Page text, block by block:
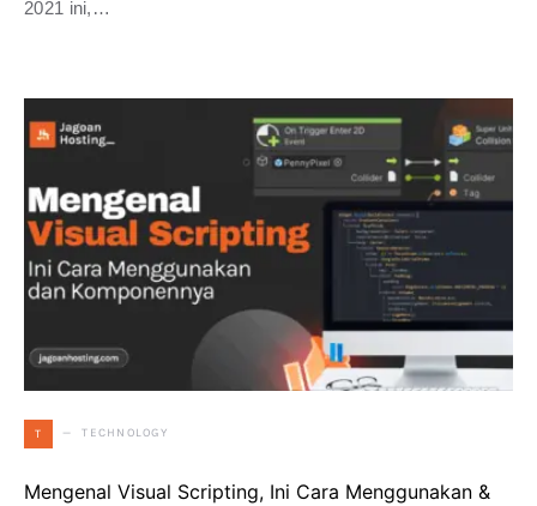
2021 ini,…
T TECHNOLOGY
Mengenal Visual Scripting, Ini Cara Menggunakan &